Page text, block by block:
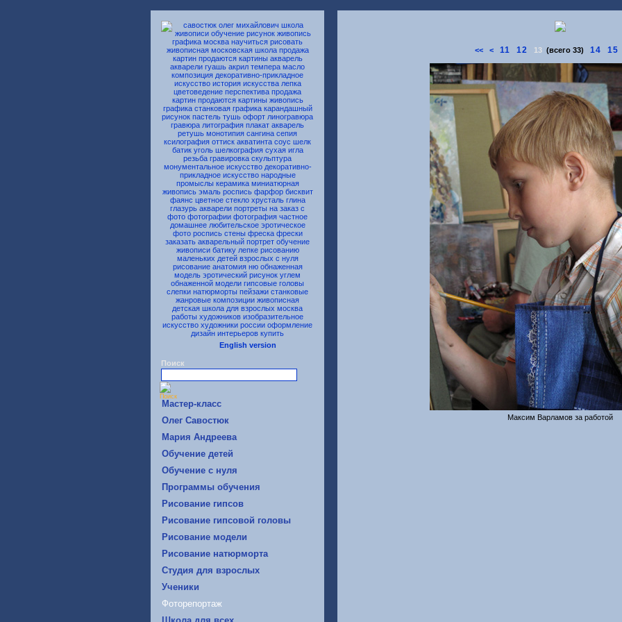
English version
Поиск
Mастер-класс
Oлег Савостюк
Мария Андреева
Обучение детей
Обучение с нуля
Программы обучения
Рисование гипсов
Рисование гипсовой головы
Рисование модели
Рисование натюрморта
Студия для взрослых
Ученики
Фоторепортаж
<< < 11 12 13 (всего 33) 14 15
Максим Варламов за работой